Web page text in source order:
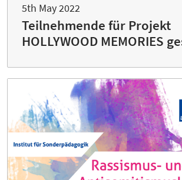
5th May 2022
Teilnehmende für Projekt
HOLLYWOOD MEMORIES